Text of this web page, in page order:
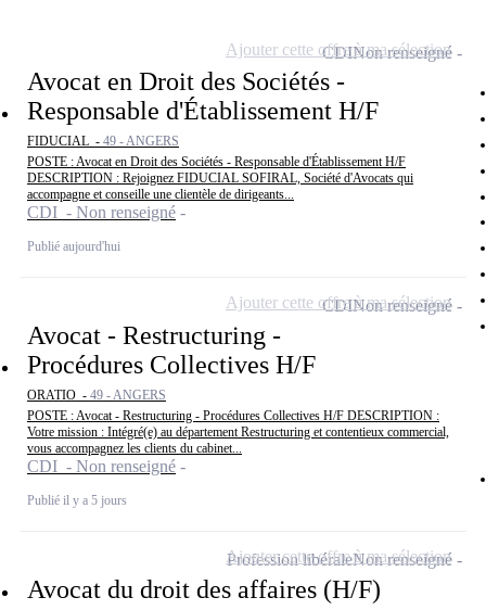
Avocat en Droit des Sociétés -
Responsable d'Établissement H/F
FIDUCIAL - 49 - ANGERS
POSTE : Avocat en Droit des Sociétés - Responsable d'Établissement H/F
DESCRIPTION : Rejoignez FIDUCIAL SOFIRAL, Société d'Avocats qui
accompagne et conseille une clientèle de dirigeants...
CDI - Non renseigné
Publié aujourd'hui
CDINon renseigné
Ajouter cette offre à ma sélection
Avocat - Restructuring -
Procédures Collectives H/F
ORATIO - 49 - ANGERS
POSTE : Avocat - Restructuring - Procédures Collectives H/F DESCRIPTION :
Votre mission : Intégré(e) au département Restructuring et contentieux commercial,
vous accompagnez les clients du cabinet...
CDI - Non renseigné
Publié il y a 5 jours
CDINon renseigné
Ajouter cette offre à ma sélection
Avocat du droit des affaires (H/F)
Profession libéraleNon renseigné
Ajouter cette offre à ma sélection